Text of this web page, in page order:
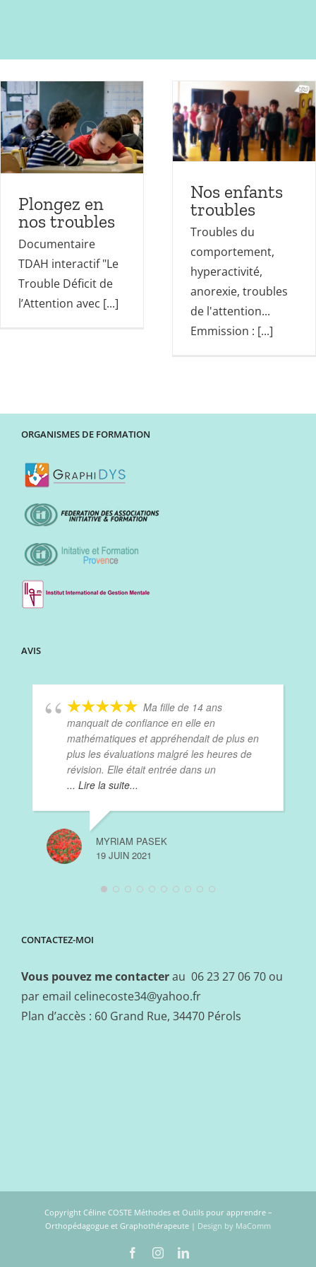
Plongez en
nos troubles
Documentaire
TDAH interactif "Le
Trouble Déficit de
l’Attention avec [...]
Nos enfants
troubles
Mes ressources Troubles
des apprentissages Vidéos
Nos enfants
troubles
Troubles du
comportement,
hyperactivité,
anorexie, troubles
de l'attention...
Emmission : [...]
ORGANISMES DE FORMATION
AVIS
Ma fille de 14 ans
manquait de confiance en elle en
mathématiques et appréhendait de plus en
plus les évaluations malgré les heures de
révision. Elle était entrée dans un
... Lire la suite...
MYRIAM PASEK
19 JUIN 2021
CONTACTEZ-MOI
Vous pouvez me contacterau 06 23 27 06 70 ou
par email celinecoste34@yahoo.fr
Plan d’accès : 60 Grand Rue, 34470 Pérols
Copyright Céline COSTE Méthodes et Outils pour apprendre –
Orthopédagogue et Graphothérapeute | Design by MaComm
FacebookInstagramLinkedIn